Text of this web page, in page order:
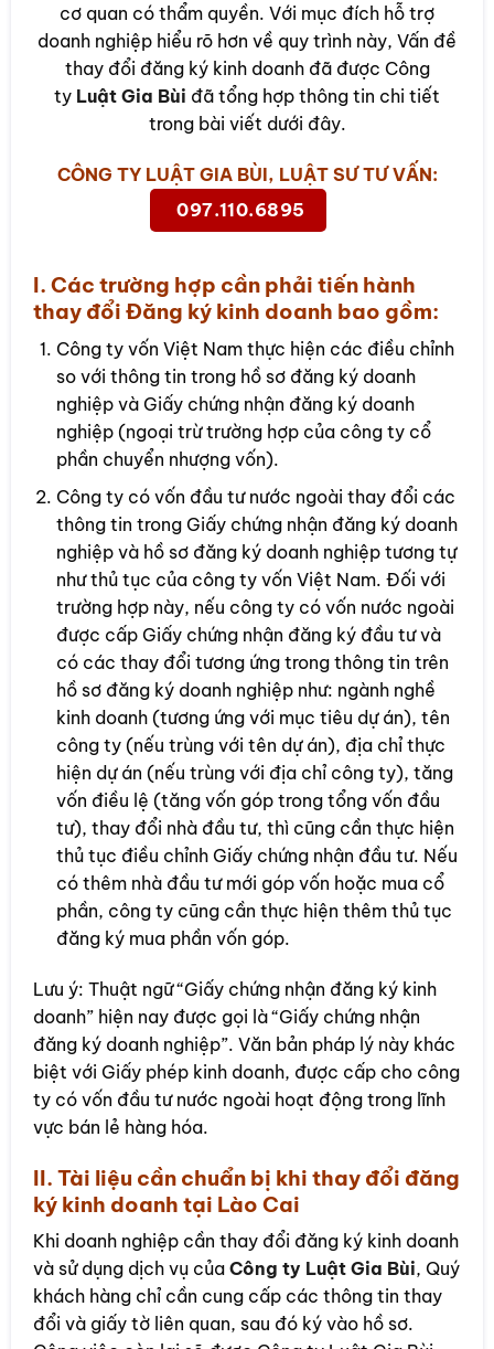
cơ quan có thẩm quyền. Với mục đích hỗ trợ
doanh nghiệp hiểu rõ hơn về quy trình này, Vấn đề
thay đổi đăng ký kinh doanh đã được Công
ty Luật Gia Bùi đã tổng hợp thông tin chi tiết
trong bài viết dưới đây.
CÔNG TY LUẬT GIA BÙI, LUẬT SƯ TƯ VẤN:
097.110.6895
I. Các trường hợp cần phải tiến hành
thay đổi Đăng ký kinh doanh bao gồm:
Công ty vốn Việt Nam thực hiện các điều chỉnh
so với thông tin trong hồ sơ đăng ký doanh
nghiệp và Giấy chứng nhận đăng ký doanh
nghiệp (ngoại trừ trường hợp của công ty cổ
phần chuyển nhượng vốn).
Công ty có vốn đầu tư nước ngoài thay đổi các
thông tin trong Giấy chứng nhận đăng ký doanh
nghiệp và hồ sơ đăng ký doanh nghiệp tương tự
như thủ tục của công ty vốn Việt Nam. Đối với
trường hợp này, nếu công ty có vốn nước ngoài
được cấp Giấy chứng nhận đăng ký đầu tư và
có các thay đổi tương ứng trong thông tin trên
hồ sơ đăng ký doanh nghiệp như: ngành nghề
kinh doanh (tương ứng với mục tiêu dự án), tên
công ty (nếu trùng với tên dự án), địa chỉ thực
hiện dự án (nếu trùng với địa chỉ công ty), tăng
vốn điều lệ (tăng vốn góp trong tổng vốn đầu
tư), thay đổi nhà đầu tư, thì cũng cần thực hiện
thủ tục điều chỉnh Giấy chứng nhận đầu tư. Nếu
có thêm nhà đầu tư mới góp vốn hoặc mua cổ
phần, công ty cũng cần thực hiện thêm thủ tục
đăng ký mua phần vốn góp.
Lưu ý: Thuật ngữ “Giấy chứng nhận đăng ký kinh
doanh” hiện nay được gọi là “Giấy chứng nhận
đăng ký doanh nghiệp”. Văn bản pháp lý này khác
biệt với Giấy phép kinh doanh, được cấp cho công
ty có vốn đầu tư nước ngoài hoạt động trong lĩnh
vực bán lẻ hàng hóa.
II. Tài liệu cần chuẩn bị khi thay đổi đăng
ký kinh doanh tại Lào Cai
Khi doanh nghiệp cần thay đổi đăng ký kinh doanh
và sử dụng dịch vụ của Công ty Luật Gia Bùi, Quý
khách hàng chỉ cần cung cấp các thông tin thay
đổi và giấy tờ liên quan, sau đó ký vào hồ sơ.